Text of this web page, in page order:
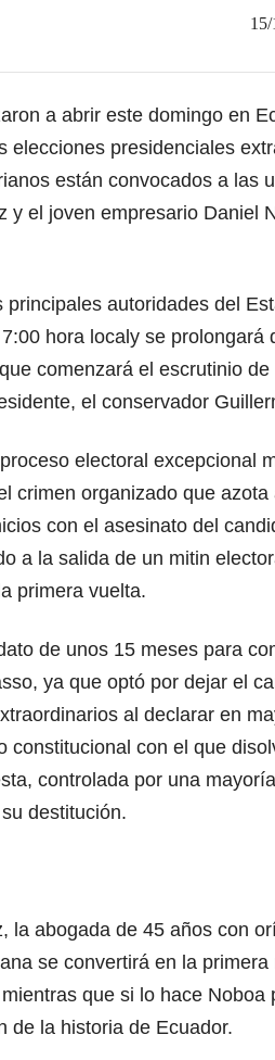
a abrir este domingo en
elecciones presidenciales
están convocados a las
y el joven empresario Daniel
autoridades del
hora localy se prolongará
comenzará el escrutinio
el conservador
electoral excepcional
crimen organizado que
con el asesinato del
a la salida de un mitin
primera vuelta.
de unos 15 meses para
ya que optó por dejar el
al declarar en
constitucional con el que
controlada por una
destitución.
la abogada de 45 años con
se convertirá en la
que si lo hace Noboa
de la historia de Ecuador.